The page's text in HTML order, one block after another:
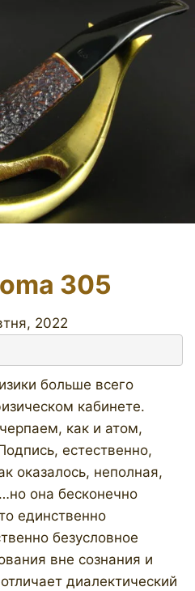
305
2022
больше всего
кабинете.
как и атом,
естественно,
оказалось, неполная,
она бесконечно
единственно
безусловное
вне сознания и
диалектический